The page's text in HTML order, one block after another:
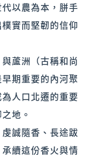
以農為本，胼手
實而堅韌的信仰
蘆洲（古稱和尚
期重要的內河聚
人口北遷的重要
地。
誠隨香、長途跋
續這份香火與情